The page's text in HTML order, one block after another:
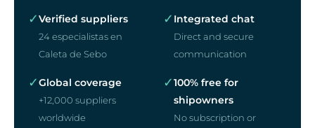
✓Verified suppliers
24 especialistas en
Caleta de Sebo
✓ Integrated chat
Direct and secure
communication
✓Global coverage
+12,000 suppliers
worldwide
✓100% free for
shipowners
No subscription or